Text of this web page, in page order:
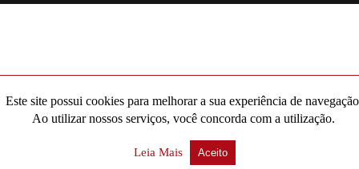
Este site possui cookies para melhorar a sua experiência de
Ao utilizar nossos serviços, você concorda com a utilização.
Leia Mais Aceito